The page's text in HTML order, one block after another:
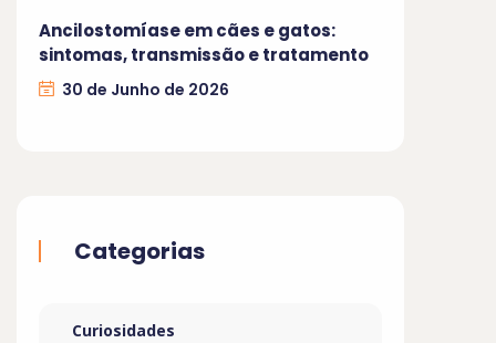
Ancilostomíase em cães e gatos:
sintomas, transmissão e tratamento
30 de Junho de 2026
Categorias
Curiosidades